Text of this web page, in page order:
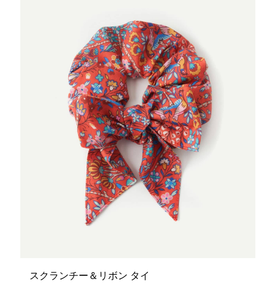
スクランチー＆リボン タイ